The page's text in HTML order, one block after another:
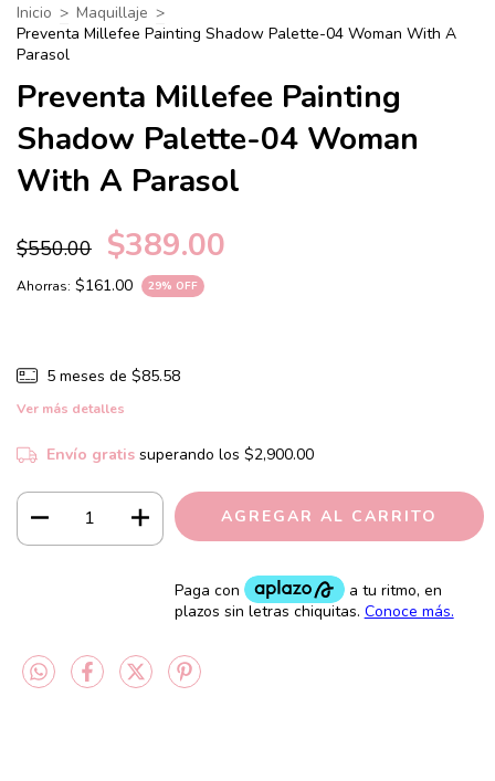
Inicio > Maquillaje >
Preventa Millefee Painting Shadow Palette-04 Woman With A
Parasol
Preventa Millefee Painting
Shadow Palette-04 Woman
With A Parasol
$550.00 $389.00
Ahorras: $161.00 29% OFF
5 meses de $85.58
Ver más detalles
Envío gratis superando los $2,900.00